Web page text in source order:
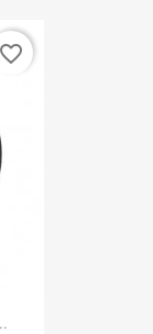
favorite_border